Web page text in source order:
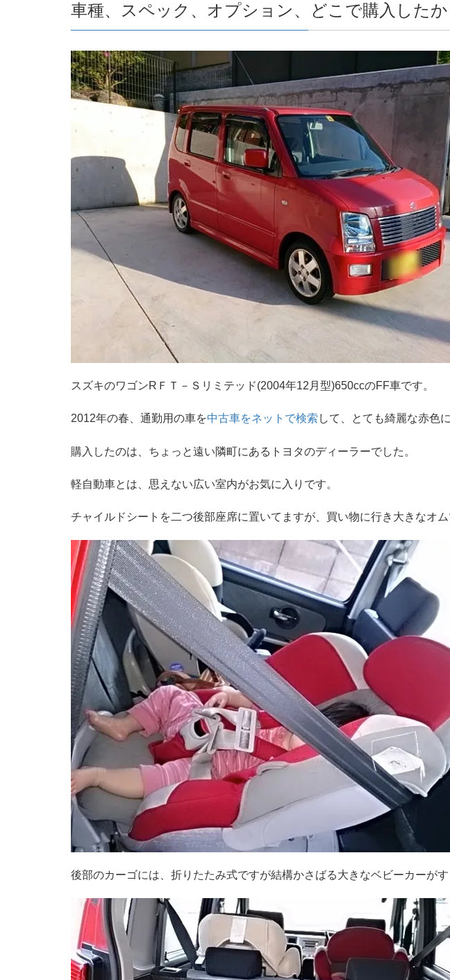
車種、スペック、オプション、どこで購入した
スズキのワゴンRＦＴ－Ｓリミテッド(2004年12月型)650ccのFF車です。
2012年の春、通勤用の車を中古車をネットで検索 して、とても綺麗な赤色
購入したのは、ちょっと遠い隣町にあるトヨタのディーラーでした。
軽自動車とは、思えない広い室内がお気に入りです。
チャイルドシートを二つ後部座席に置いてますが、買い物に行き大きなオ
後部のカーゴには、折りたたみ式ですが結構かさばる大きなベビーカーが